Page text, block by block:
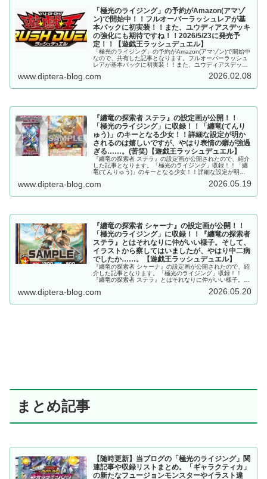
「極光のライジング」の予約がAmazon(アマゾ
ン)で開始中！！フルオーバーラッシュレアが基
本パックに初実装！！また、ユウディアスデッキ
の強化にも期待ですね！！2026/5/23に発売予
定！！【遊戯王ラッシュデュエル】
「極光のライジング」の予約がAmazon(アマゾン)で開始中
なので、共有した記事となります。フルオーバーラッシュ
レアが基本パックに初実装！！また、ユウディアスデッキ
戯王ラッシュデュエル】
www.diptera-blog.com 2026.02.08
『纏竜の探索者 ステラ』の設定画が公開！！
「極光のライジング」に収録！！「纏竜(てんり
ゅう)」のキーとなる少女！！詳細な設定が明か
されるのは嬉しいですが、やはり表情の癖が強過
ぎる……。(苦笑)【遊戯王ラッシュデュエル】
『纏竜の探索者 ステラ』の設定画が公開されたので、紹介
した記事となります。「極光のライジング」収録！！「纏
竜(てんりゅう)」のキーとなる少女！！詳細な設定が明か
る……。(苦笑)【遊戯王ラッシュデュエル】
www.diptera-blog.com 2026.05.19
『纏竜の探索者 シャーナ』の設定画が公開！！
「極光のライジング」に収録！！『纏竜の探索者
ステラ』とはそれなりに仲がいい様子。そして、
イラストから察してはいましたが、やはり中二病
でしたか……。【遊戯王ラッシュデュエル】
『纏竜の探索者 シャーナ』の設定画が公開されたので、紹
介した記事となります。「極光のライジング」収録！！
『纏竜の探索者 ステラ』とはそれなりに仲がいい様子。そ
したか……。【遊戯王ラッシュデュエル】
www.diptera-blog.com 2026.05.20
まとめ記事
【随時更新】当ブログの「極光のライジング」関
連記事や収録リストまとめ。「ギャラクティカ」
の新たなフュージョンモンスターやイラスト違